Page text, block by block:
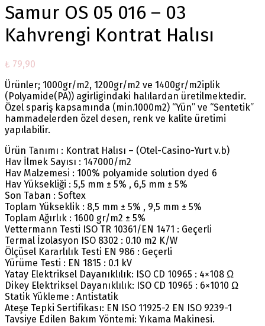
Samur OS 05 016 – 03
Kahvrengi Kontrat Halısı
₺ 79,90
Ürünler; 1000gr/m2, 1200gr/m2 ve 1400gr/m2iplik
(Polyamide(PA)) agirligindaki halılardan üretilmektedir.
Özel spariş kapsamında (min.1000m2) “Yün” ve “Sentetik”
hammadelerden özel desen, renk ve kalite üretimi
yapılabilir.
Ürün Tanımı : Kontrat Halısı – (Otel-Casino-Yurt v.b)
Hav İlmek Sayısı : 147000/m2
Hav Malzemesi : 100% polyamide solution dyed 6
Hav Yüksekliği : 5,5 mm ± 5% , 6,5 mm ± 5%
Son Taban : Softex
Toplam Yükseklik : 8,5 mm ± 5% , 9,5 mm ± 5%
Toplam Ağırlık : 1600 gr/m2 ± 5%
Vettermann Testi ISO TR 10361/EN 1471 : Geçerli
Termal İzolasyon ISO 8302 : 0.10 m2 K/W
Ölçüsel Kararlılık Testi EN 986 : Geçerli
Yürüme Testi : EN 1815 : 0.1 kV
Yatay Elektriksel Dayanıklılık: ISO CD 10965 : 4×108 Ω
Dikey Elektriksel Dayanıklılık: ISO CD 10965 : 6×1010 Ω
Statik Yükleme : Antistatik
Ateşe Tepki Sertifikası: EN ISO 11925-2 EN ISO 9239-1
Tavsiye Edilen Bakım Yöntemi: Yıkama Makinesi.